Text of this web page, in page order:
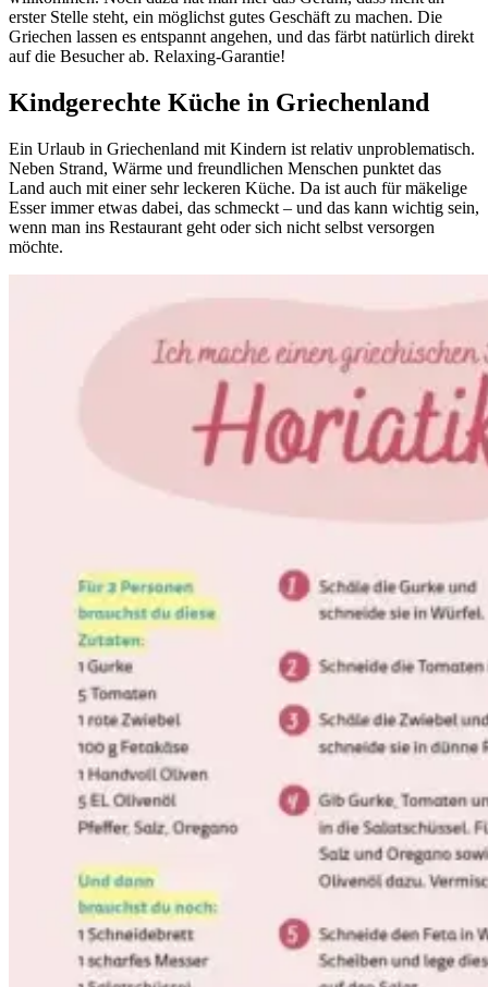
erster Stelle steht, ein möglichst gutes Geschäft zu machen. Die
Griechen lassen es entspannt angehen, und das färbt natürlich direkt
auf die Besucher ab. Relaxing-Garantie!
Kindgerechte Küche in Griechenland
Ein Urlaub in Griechenland mit Kindern ist relativ unproblematisch.
Neben Strand, Wärme und freundlichen Menschen punktet das
Land auch mit einer sehr leckeren Küche. Da ist auch für mäkelige
Esser immer etwas dabei, das schmeckt – und das kann wichtig sein,
wenn man ins Restaurant geht oder sich nicht selbst versorgen
möchte.